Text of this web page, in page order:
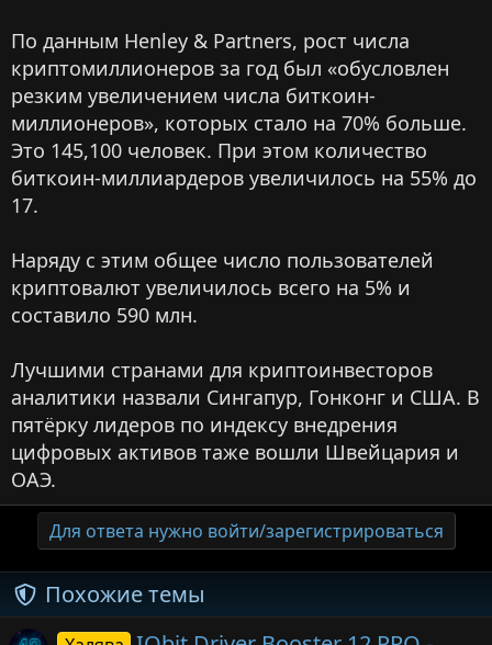
По данным Henley & Partners, рост числа
криптомиллионеров за год был «обусловлен
резким увеличением числа биткоин-
миллионеров», которых стало на 70% больше.
Это 145,100 человек. При этом количество
биткоин-миллиардеров увеличилось на 55% до
17.
Наряду с этим общее число пользователей
криптовалют увеличилось всего на 5% и
составило 590 млн.
Лучшими странами для криптоинвесторов
аналитики назвали Сингапур, Гонконг и США. В
пятёрку лидеров по индексу внедрения
цифровых активов таже вошли Швейцария и
ОАЭ.
Для ответа нужно войти/зарегистрироваться
Похожие темы